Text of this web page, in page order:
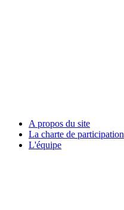
A propos du site
La charte de participation
L'équipe